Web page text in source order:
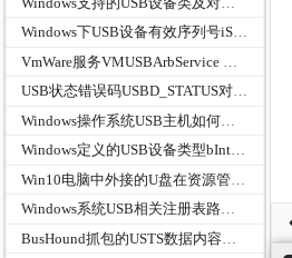
Windows下USB设备有效序列号iSerialNumber的判断标准
USB状态错误码USBD_STATUS对照表
Windows定义的USB设备类型bInterfaceClass
Windows系统USB相关注册表路径功能说明